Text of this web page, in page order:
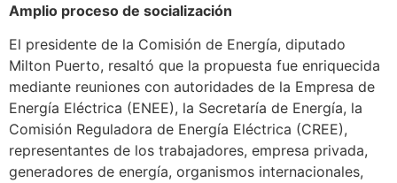
Amplio proceso de socialización
El presidente de la Comisión de Energía, diputado
Milton Puerto, resaltó que la propuesta fue enriquecida
mediante reuniones con autoridades de la Empresa de
Energía Eléctrica (ENEE), la Secretaría de Energía, la
Comisión Reguladora de Energía Eléctrica (CREE),
representantes de los trabajadores, empresa privada,
generadores de energía, organismos internacionales,